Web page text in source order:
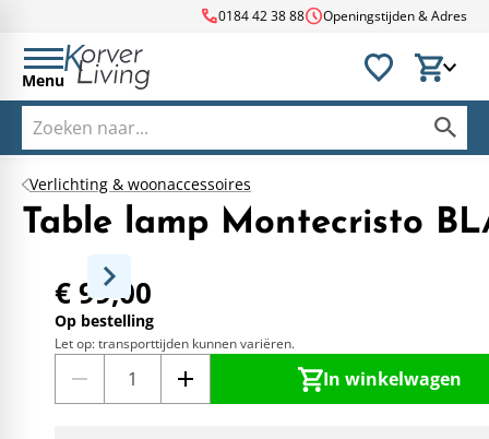
call0184 42 38 88scheduleOpeningstijden & Adres
Menu
Verlichting & woonaccessoires
Table lamp Montecristo
€ 99,00
Op bestelling
Let op: transporttijden kunnen variëren.
In winkelwagen